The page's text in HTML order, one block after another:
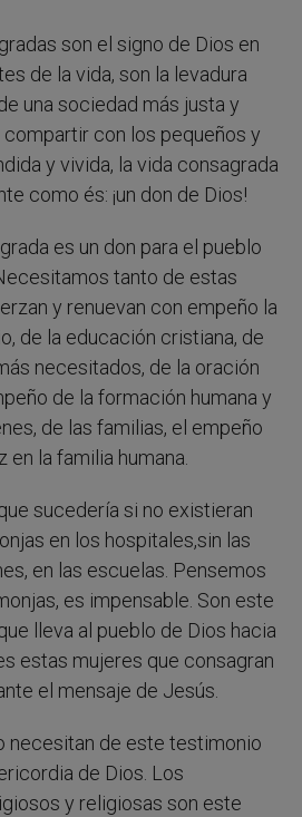
son el signo de Dios en
de la vida, son la levadura
una sociedad más justa y
con los pequeños y
y vivida, la vida consagrada
como és: ¡un don de Dios!
es un don para el pueblo
tanto de estas
y renuevan con empeño la
de la educación cristiana, de
necesitados, de la oración
de la formación humana y
de las familias, el empeño
en la familia humana.
sucedería si no existieran
en los hospitales,sin las
en las escuelas. Pensemos
es impensable. Son este
lleva al pueblo de Dios hacia
estas mujeres que consagran
el mensaje de Jesús.
necesitan de este testimonio
de Dios. Los
y religiosas son este